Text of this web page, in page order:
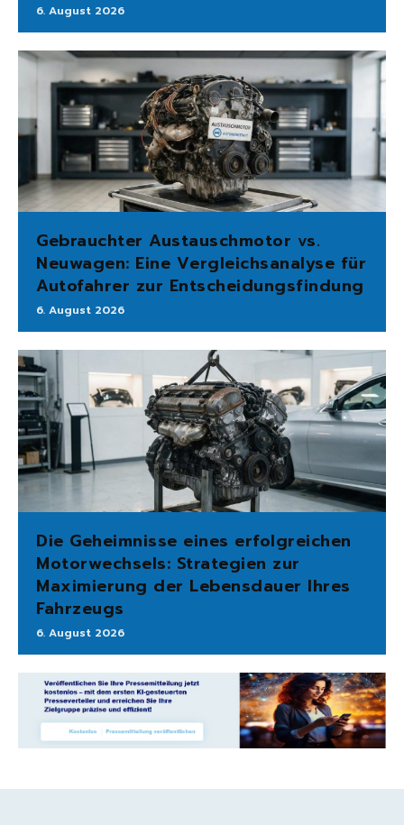
6. August 2026
Gebrauchter Austauschmotor vs.
Neuwagen: Eine Vergleichsanalyse für
Autofahrer zur Entscheidungsfindung
6. August 2026
Die Geheimnisse eines erfolgreichen
Motorwechsels: Strategien zur
Maximierung der Lebensdauer Ihres
Fahrzeugs
6. August 2026